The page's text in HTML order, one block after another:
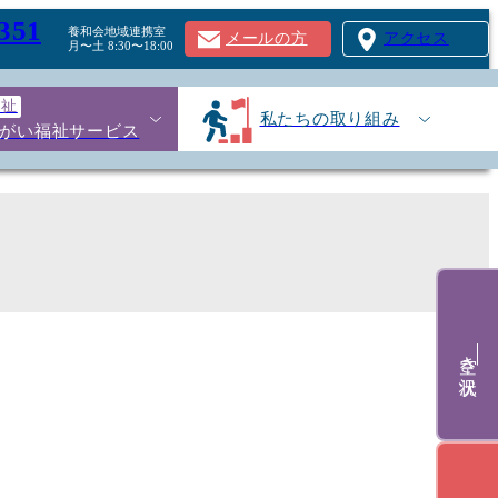
養和会地域連携室
月〜土 8:30〜18:00
メールの方 アクセス
い福祉サービス
私たちの取り組み
空き状況